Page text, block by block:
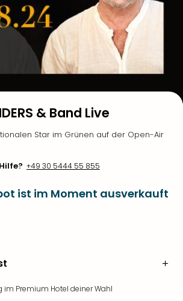
& Band Live
Star im Grünen auf der Open-Air
+49 30 5444 55 855
ist im Moment ausverkauft
im Premium Hotel deiner Wahl